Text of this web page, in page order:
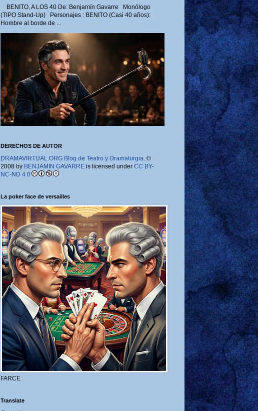
BENITO, A LOS 40 De: Benjamín Gavarre Monólogo
(TIPO Stand-Up) Personajes : BENITO (Casi 40 años):
Hombre al borde de ...
DERECHOS DE AUTOR
DRAMAVIRTUAL.ORG Blog de Teatro y Dramaturgia. ©
2008 by BENJAMIN GAVARREis licensed under CC BY-
NC-ND 4.0
La poker face de versailles
FARCE
Translate